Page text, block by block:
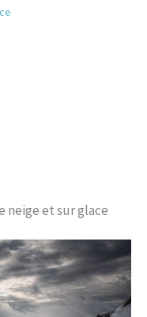
neige et sur glace